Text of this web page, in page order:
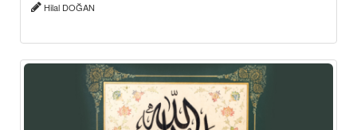
Hilal DOĞAN